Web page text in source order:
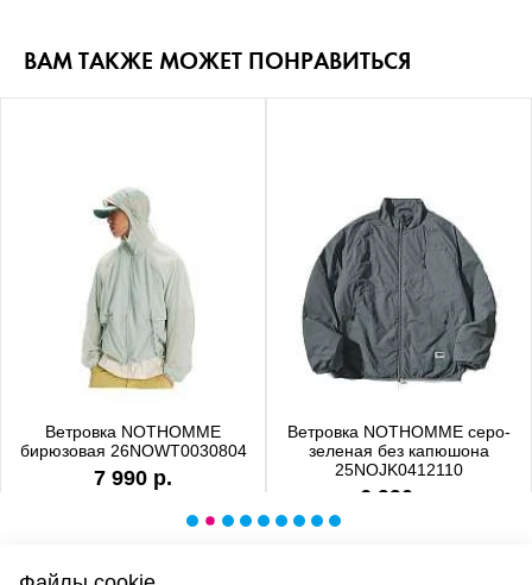
ВАМ ТАКЖЕ МОЖЕТ ПОНРАВИТЬСЯ
Ветровка NOTHOMME
бирюзовая 26NOWT0030804
7 990 р.
Ветровка NOTHOMME серо-
зеленая без капюшона
25NOJK0412110
6 990 р.